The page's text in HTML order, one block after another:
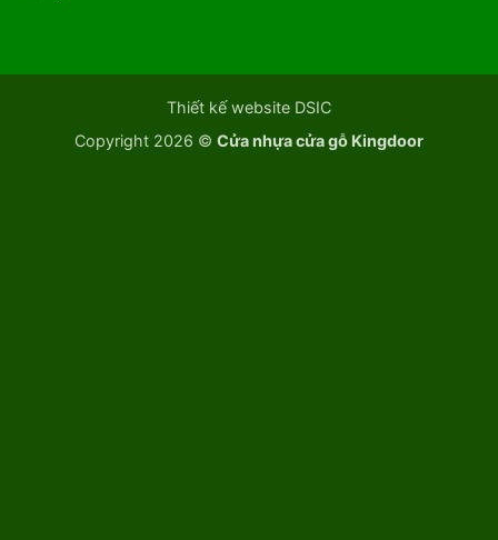
Thiết kế website DSIC
Copyright 2026 © Cửa nhựa cửa gỗ Kingdoor